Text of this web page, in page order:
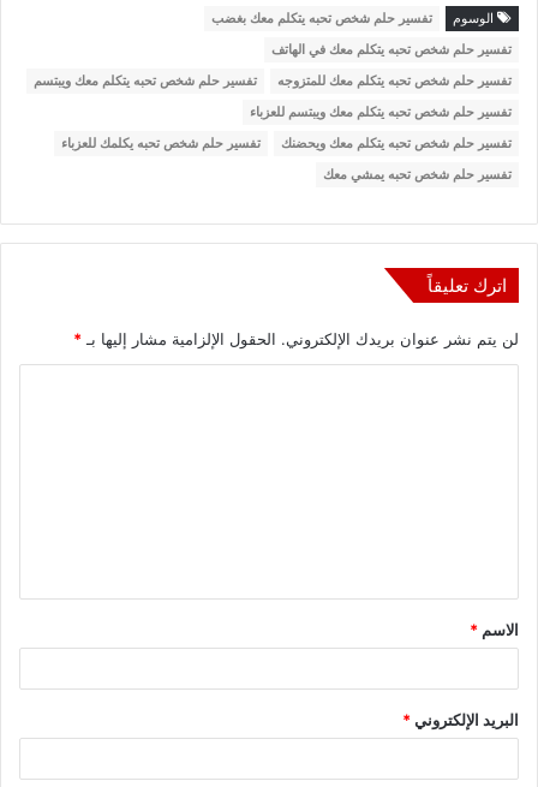
الوسوم
تفسير حلم شخص تحبه يتكلم معك بغضب
تفسير حلم شخص تحبه يتكلم معك في الهاتف
تفسير حلم شخص تحبه يتكلم معك للمتزوجه
تفسير حلم شخص تحبه يتكلم معك ويبتسم
تفسير حلم شخص تحبه يتكلم معك ويبتسم للعزباء
تفسير حلم شخص تحبه يتكلم معك ويحضنك
تفسير حلم شخص تحبه يكلمك للعزباء
تفسير حلم شخص تحبه يمشي معك
اترك تعليقاً
لن يتم نشر عنوان بريدك الإلكتروني. الحقول الإلزامية مشار إليها بـ *
ق
*
الاسم *
البريد الإلكتروني*